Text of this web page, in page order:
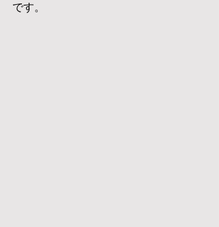
です。